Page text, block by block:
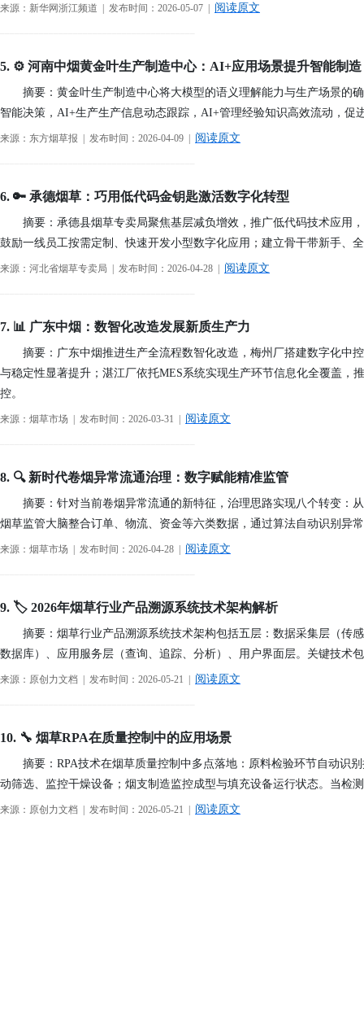
来源：新华网浙江频道 | 发布时间：2026-05-07 | 阅读原文
5. ⚙️ 河南中烟黄金叶生产制造中心：AI+应用场景提升智能制造
摘要：黄金叶生产制造中心将大模型的语义理解能力与生产场景的
智能决策，AI+生产生产信息动态跟踪，AI+管理经验知识高效流动，促
来源：东方烟草报 | 发布时间：2026-04-09 | 阅读原文
6. 🔑 承德烟草：巧用低代码金钥匙激活数字化转型
摘要：承德县烟草专卖局聚焦基层减负增效，推广低代码技术应用
鼓励一线员工按需定制、快速开发小型数字化应用；建立骨干带新手、
来源：河北省烟草专卖局 | 发布时间：2026-04-28 | 阅读原文
7. 📊 广东中烟：数智化改造发展新质生产力
摘要：广东中烟推进生产全流程数智化改造，梅州厂搭建数字化中
与稳定性显著提升；湛江厂依托MES系统实现生产环节信息化全覆盖
控。
来源：烟草市场 | 发布时间：2026-03-31 | 阅读原文
8. 🔍 新时代卷烟异常流通治理：数字赋能精准监管
摘要：针对当前卷烟异常流通的新特征，治理思路实现八个转变：
烟草监管大脑整合订单、物流、资金等六类数据，通过算法自动识别异
来源：烟草市场 | 发布时间：2026-04-28 | 阅读原文
9. 🏷️ 2026年烟草行业产品溯源系统技术架构解析
摘要：烟草行业产品溯源系统技术架构包括五层：数据采集层（传
数据库）、应用服务层（查询、追踪、分析）、用户界面层。关键技术
来源：原创力文档 | 发布时间：2026-05-21 | 阅读原文
10. 🔧 烟草RPA在质量控制中的应用场景
摘要：RPA技术在烟草质量控制中多点落地：原料检验环节自动识
动筛选、监控干燥设备；烟支制造监控成型与填充设备运行状态。当检
来源：原创力文档 | 发布时间：2026-05-21 | 阅读原文